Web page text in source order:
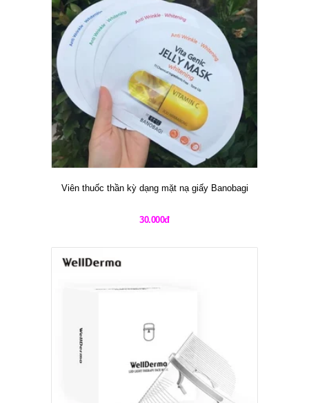
Viên thuốc thần kỳ dạng mặt nạ giấy Banobagi
30.000đ